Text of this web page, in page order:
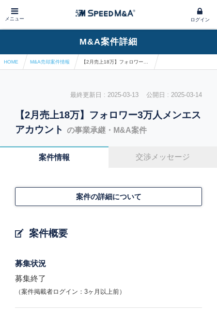
メニュー ログイン
M&A案件詳細
HOME M&A売却案件情報
最終更新日 : 2025-03-13 公開日 : 2025-03-14
【2月売上18万】フォロワー3万人メンエス
アカウント
の事業承継・M&A案件
案件情報 交渉メッセージ
案件概要
案件の詳細について
募集状況
募集終了
（案件掲載者ログイン：3ヶ月以上前）